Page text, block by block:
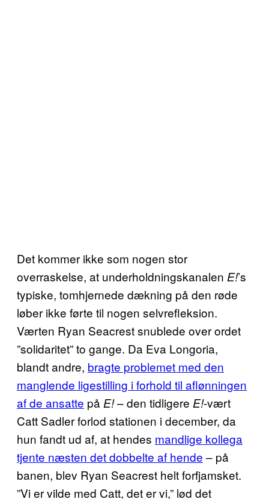
Det kommer ikke som nogen stor
overraskelse, at underholdningskanalen E!’s
typiske, tomhjernede dækning på den røde
løber ikke førte til nogen selvrefleksion.
Værten Ryan Seacrest snublede over ordet
”solidaritet” to gange. Da Eva Longoria,
blandt andre, bragte problemet med den
manglende ligestilling i forhold til aflønningen
af de ansatte på E!– den tidligere E!-vært
Catt Sadler forlod stationen i december, da
hun fandt ud af, at hendes mandlige kollega
tjente næsten det dobbelte af hende – på
banen, blev Ryan Seacrest helt forfjamsket.
”Vi er vilde med Catt, det er vi,” lød det